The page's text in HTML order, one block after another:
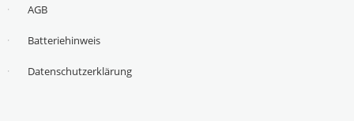
AGB
Batteriehinweis
Datenschutzerklärung